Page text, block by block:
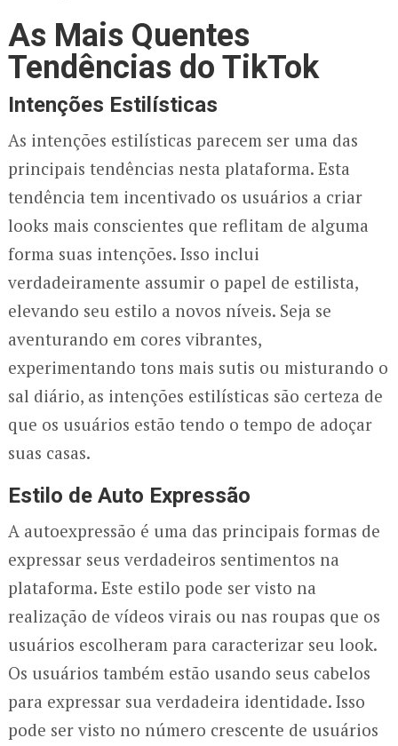
As Mais Quentes
Tendências do TikTok
Intenções Estilísticas
As intenções estilísticas parecem ser uma das
principais tendências nesta plataforma. Esta
tendência tem incentivado os usuários a criar
looks mais conscientes que reflitam de alguma
forma suas intenções. Isso inclui
verdadeiramente assumir o papel de estilista,
elevando seu estilo a novos níveis. Seja se
aventurando em cores vibrantes,
experimentando tons mais sutis ou misturando o
sal diário, as intenções estilísticas são certeza de
que os usuários estão tendo o tempo de adoçar
suas casas.
Estilo de Auto Expressão
A autoexpressão é uma das principais formas de
expressar seus verdadeiros sentimentos na
plataforma. Este estilo pode ser visto na
realização de vídeos virais ou nas roupas que os
usuários escolheram para caracterizar seu look.
Os usuários também estão usando seus cabelos
para expressar sua verdadeira identidade. Isso
pode ser visto no número crescente de usuários